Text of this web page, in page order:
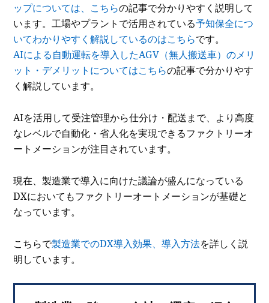
ップについては、こちらの記事で分かりやすく説明して
います。工場やプラントで活用されている予知保全につ
いてわかりやすく解説しているのはこちらです。
AIによる自動運転を導入したAGV（無人搬送車）のメリ
ット・デメリットについてはこちらの記事で分かりやす
く解説しています。
AIを活用して受注管理から仕分け・配送まで、より高度
なレベルで自動化・省人化を実現できるファクトリーオ
ートメーションが注目されています。
現在、製造業で導入に向けた議論が盛んになっている
DXにおいてもファクトリーオートメーションが基礎と
なっています。
こちらで製造業でのDX導入効果、導入方法を詳しく説
明しています。